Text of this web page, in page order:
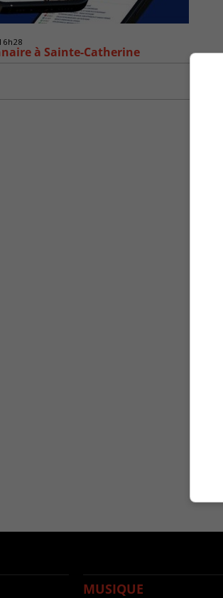
à Sainte-Catherine
MUSIQUE